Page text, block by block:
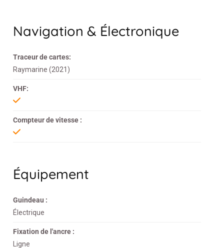
Navigation & Électronique
Traceur de cartes:
Raymarine (2021)
VHF:
Compteur de vitesse :
Équipement
Guindeau :
Électrique
Fixation de l'ancre :
Ligne